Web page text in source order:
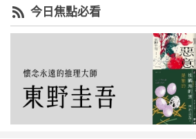
今日焦點必看